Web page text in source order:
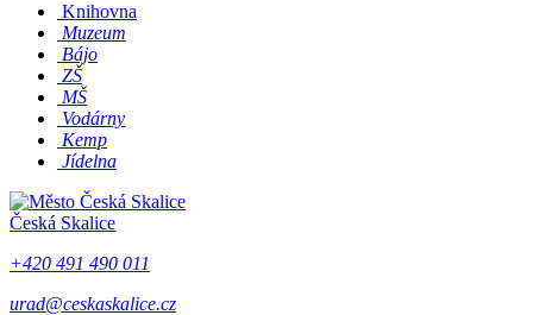
Knihovna
Muzeum
Bájo
ZŠ
MŠ
Vodárny
Kemp
Jídelna
Česká Skalice
+420 491 490 011
urad@ceskaskalice.cz